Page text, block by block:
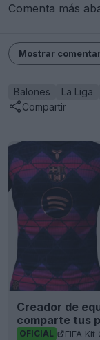
Comenta más
Mostrar
Balones La Liga
Compartir
Creador de
comparte tus
OFICIAL FIFA